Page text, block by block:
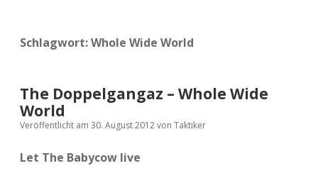
Schlagwort:Whole Wide World
The Doppelgangaz – Whole Wide
World
Veröffentlicht am 30. August 2012von Taktiker
Let The Babycow live